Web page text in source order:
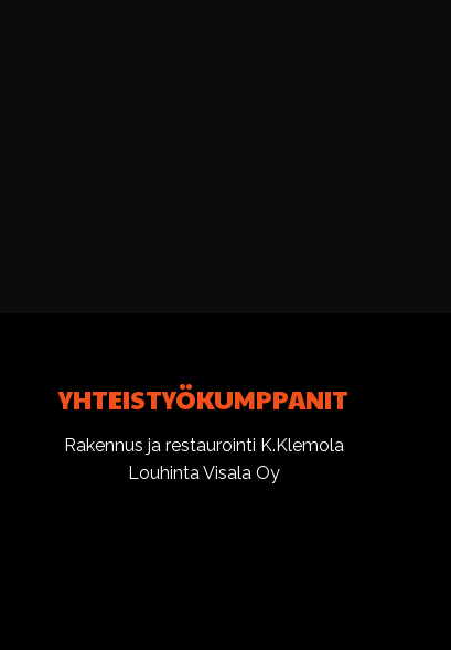
YHTEISTYÖKUMPPANIT
Rakennus ja restaurointi K.Klemola
Louhinta Visala Oy